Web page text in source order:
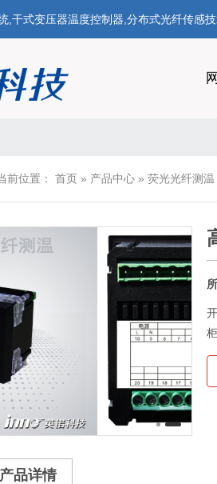
干式变压器温度控制器,分布式光纤传感
前位置： 首页 » 产品中心 » 荧光光纤测温
产品详情